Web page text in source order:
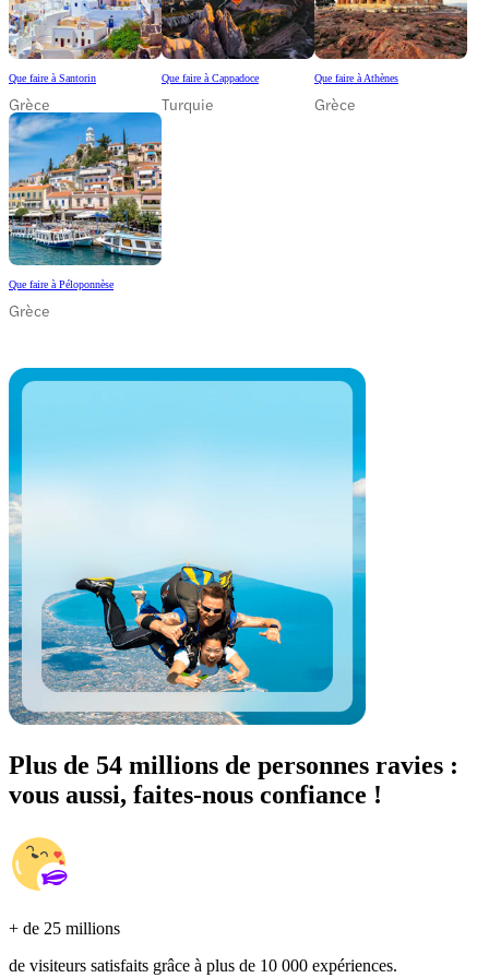
Que faire à Santorin
Grèce
Que faire à Cappadoce
Turquie
Que faire à Athènes
Grèce
Que faire à Péloponnèse
Grèce
Plus de 54 millions de personnes ravies :
vous aussi, faites-nous confiance !
+ de 25 millions
de visiteurs satisfaits grâce à plus de 10 000 expériences.